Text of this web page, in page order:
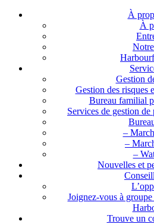
À
À
Gestion
Gestion des risques
Bureau familial
Services de gestion
–
–
–
Nouvelles et
Joignez-vous à
Trouve un